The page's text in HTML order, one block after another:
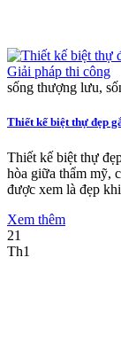
Giải pháp thi công
sống thượng lưu,
Thiết kế biệt thự đẹp
Thiết kế biệt thự
hòa giữa thẩm mỹ,
được xem là đẹp
Xem thêm
21
Th1